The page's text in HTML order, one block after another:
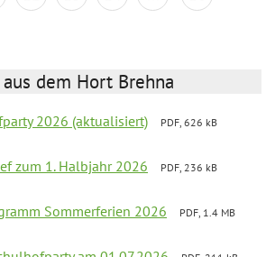
dem Hort Brehna
2026 (aktualisiert)
PDF, 626 kB
zum 1. Halbjahr 2026
PDF, 236 kB
Sommerferien 2026
PDF, 1.4 MB